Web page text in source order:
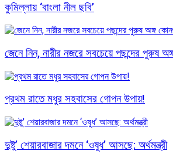
কুমিল্লায় ‘বাংলা নীল ছবি’
জেনে নিন, নারীর নজরে সবচেয়ে পছন্দের পুরুষ
প্রথম রাতে মধুর সহবাসের গোপন উপায়!
দুষ্টু’ শেয়ারবাজার দমনে ‘ওষুধ’ আসছে: অর্থমন্ত্রী